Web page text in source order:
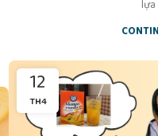
lựa
12
TH4